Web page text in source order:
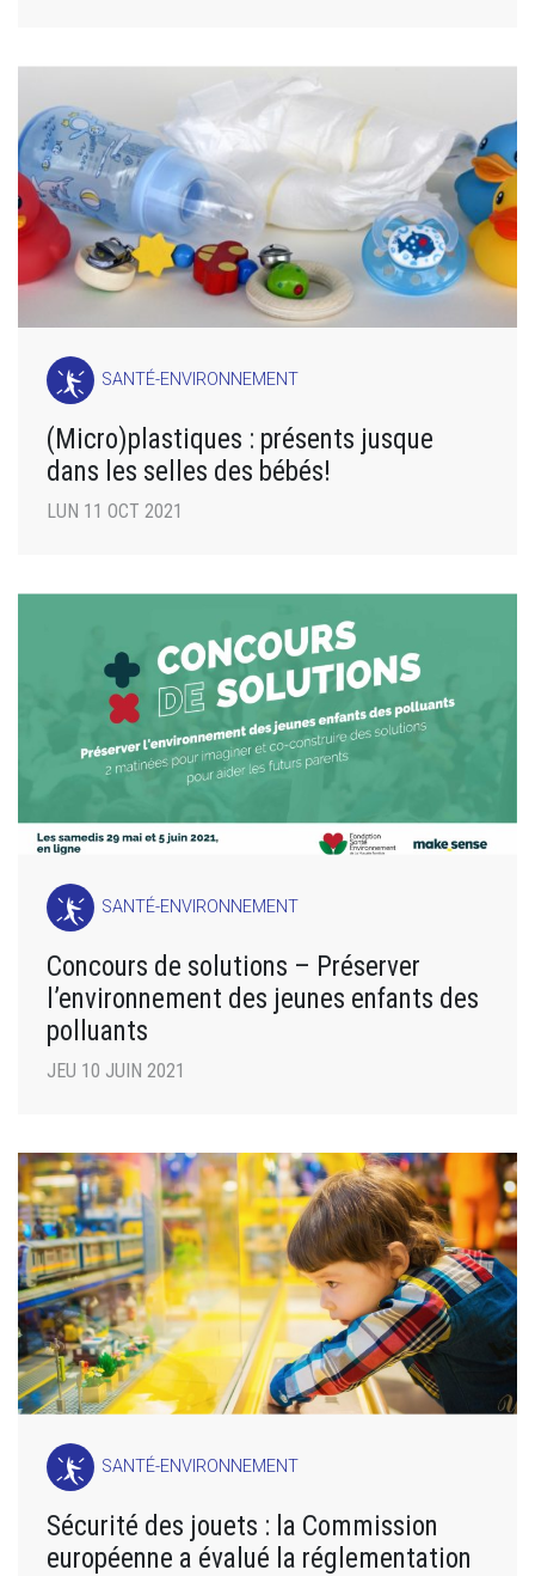
SANTÉ-ENVIRONNEMENT
(Micro)plastiques : présents jusque
dans les selles des bébés!
LUN 11 OCT 2021
SANTÉ-ENVIRONNEMENT
Concours de solutions – Préserver
l’environnement des jeunes enfants des
polluants
JEU 10 JUIN 2021
SANTÉ-ENVIRONNEMENT
Sécurité des jouets : la Commission
européenne a évalué la réglementation